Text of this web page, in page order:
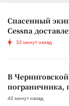
Спасенный
Cessna
30 минут назад
В
пограничника,
40 минут назад